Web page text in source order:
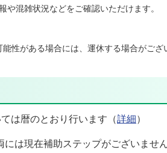
混雑状況などをご確認いただけます。
性がある場合には、運休する場合がござ
は暦のとおり行います（詳細）
は現在補助ステップがございませ